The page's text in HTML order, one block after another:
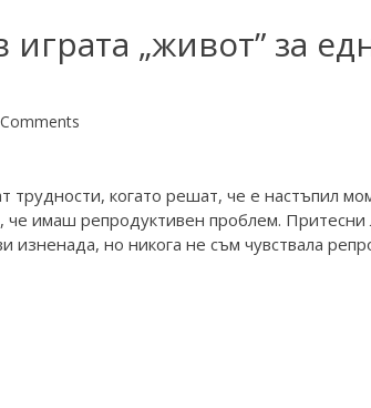
„живот” за
когато решат, че е настъпил
имаш репродуктивен проблем. Притесни
но никога не съм чувствала